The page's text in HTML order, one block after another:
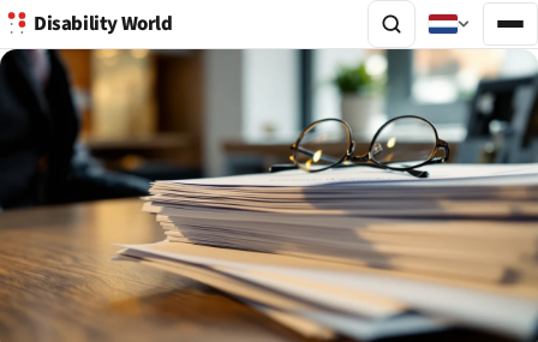
Disability World